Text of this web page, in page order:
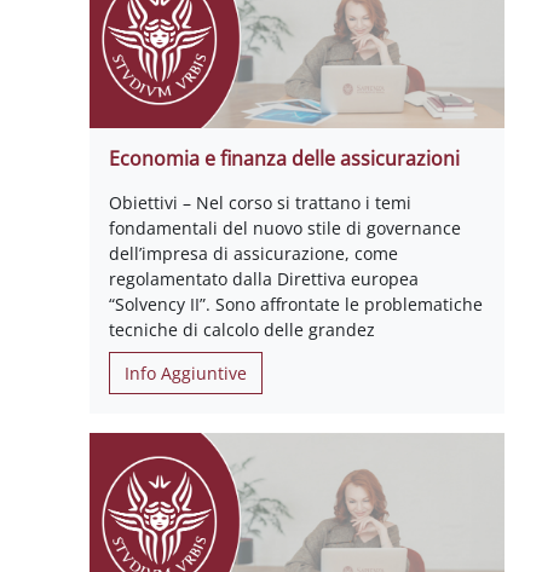
Economia e finanza delle assicurazioni
Obiettivi – Nel corso si trattano i temi
fondamentali del nuovo stile di governance
dell’impresa di assicurazione, come
regolamentato dalla Direttiva europea
“Solvency II”. Sono affrontate le problematiche
tecniche di calcolo delle grandez
Info Aggiuntive